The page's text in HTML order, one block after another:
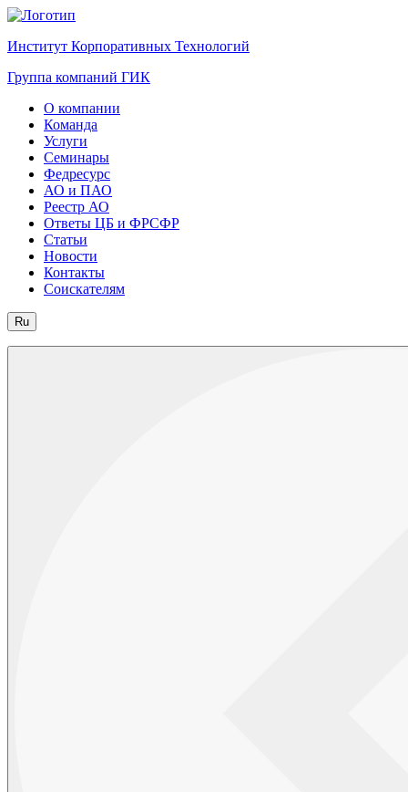
Институт Корпоративных Технологий
Группа компаний ГИК
О компании
Команда
Услуги
Семинары
Федресурс
АО и ПАО
Реестр АО
Ответы ЦБ и ФРСФР
Статьи
Новости
Контакты
Соискателям
Ru